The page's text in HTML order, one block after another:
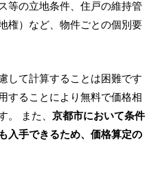
等の立地条件、住戸の維持管
権）など、物件ごとの個別要
して計算することは困難です
することにより無料で価格相
また、 京都市において条件
入手できるため、価格算定の